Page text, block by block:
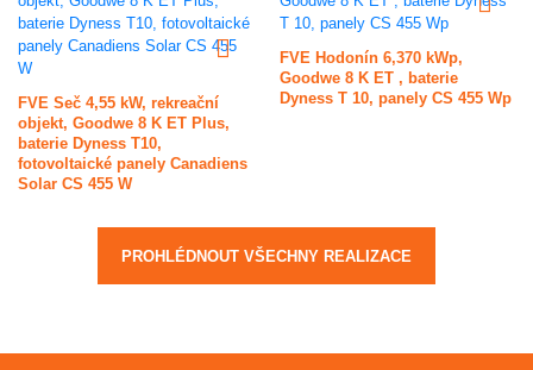
FVE Seč 4,55 kW, rekreační
objekt, Goodwe 8 K ET Plus,
baterie Dyness T10,
fotovoltaické panely Canadiens
Solar CS 455 W
FVE Hodonín 6,370 kWp,
Goodwe 8 K ET , baterie
Dyness T 10, panely CS 455 Wp
PROHLÉDNOUT VŠECHNY REALIZACE